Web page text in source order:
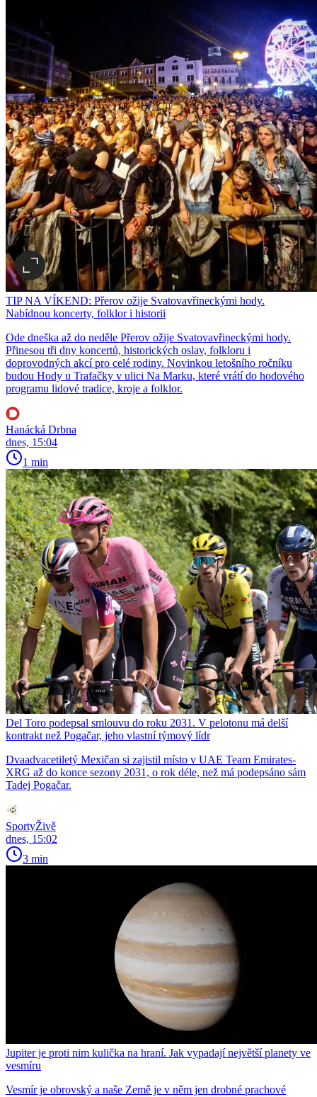
TIP NA VÍKEND: Přerov ožije Svatovavřineckými hody.
Nabídnou koncerty, folklor i historii
Ode dneška až do neděle Přerov ožije Svatovavřineckými hody.
Přinesou tři dny koncertů, historických oslav, folkloru i
doprovodných akcí pro celé rodiny. Novinkou letošního ročníku
budou Hody u Trafačky v ulici Na Marku, které vrátí do hodového
programu lidové tradice, kroje a folklor.
Hanácká Drbna
dnes, 15:04
1 min
Del Toro podepsal smlouvu do roku 2031. V pelotonu má delší
kontrakt než Pogačar, jeho vlastní týmový lídr
Dvaadvacetiletý Mexičan si zajistil místo v UAE Team Emirates-
XRG až do konce sezony 2031, o rok déle, než má podepsáno sám
Tadej Pogačar.
SportyŽivě
dnes, 15:02
3 min
Jupiter je proti nim kulička na hraní. Jak vypadají největší planety ve
vesmíru
Vesmír je obrovský a naše Země je v něm jen drobné prachové